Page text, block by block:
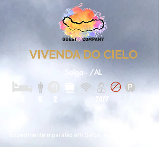
VIVENDA DO CIELO
Salga - /AL
24/7
Experimente o paraíso em Salga, Açores!​